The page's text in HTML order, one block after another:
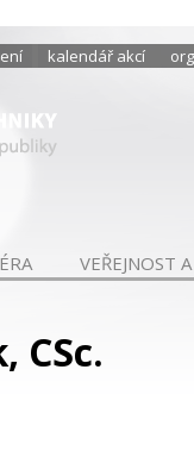
kalendář akcí
VEŘEJNOST
CSc.